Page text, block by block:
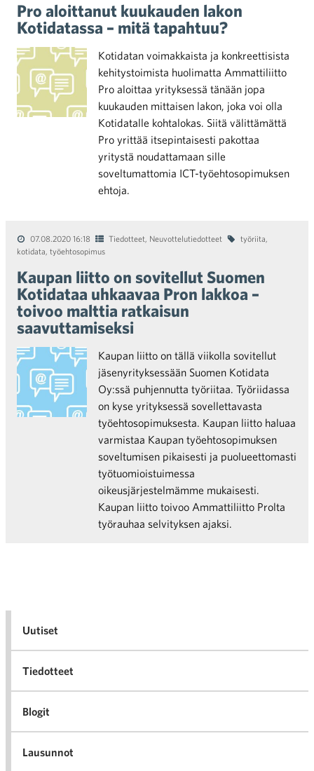
Pro aloittanut kuukauden lakon
Kotidatassa – mitä tapahtuu?
Kotidatan voimakkaista ja konkreettisista
kehitystoimista huolimatta Ammattiliitto
Pro aloittaa yrityksessä tänään jopa
kuukauden mittaisen lakon, joka voi olla
Kotidatalle kohtalokas. Siitä välittämättä
Pro yrittää itsepintaisesti pakottaa
yritystä noudattamaan sille
soveltumattomia ICT-työehtosopimuksen
ehtoja.
07.08.2020 16:18 Tiedotteet, Neuvottelutiedotteet työriita,
kotidata, työehtosopimus
Kaupan liitto on sovitellut Suomen
Kotidataa uhkaavaa Pron lakkoa –
toivoo malttia ratkaisun
saavuttamiseksi
Kaupan liitto on tällä viikolla sovitellut
jäsenyrityksessään Suomen Kotidata
Oy:ssä puhjennutta työriitaa. Työriidassa
on kyse yrityksessä sovellettavasta
työehtosopimuksesta. Kaupan liitto haluaa
varmistaa Kaupan työehtosopimuksen
soveltumisen pikaisesti ja puolueettomasti
työtuomioistuimessa
oikeusjärjestelmämme mukaisesti.
Kaupan liitto toivoo Ammattiliitto Prolta
työrauhaa selvityksen ajaksi.
Uutiset
Tiedotteet
Blogit
Lausunnot